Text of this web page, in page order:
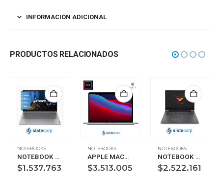
INFORMACIÓN ADICIONAL
PRODUCTOS RELACIONADOS
NOTEBOOKS
NOTEBOOK LENOVO 15.6 V15 R5-7520U 16GB SSD512 GTIA1CI (82YU012PAR)
$1.537.763
NOTEBOOKS
APPLE MACBOOK AIR 13”M1-8GB 256GB SSD SPACE GRAY (MGN63LE/A)
$3.513.005
NOTEBOOKS
NOTEBOOK HP 15.6 VICTUS R7-5800H 8GB 512G WIN11H RTX3050 (827G7LA)
$2.522.161